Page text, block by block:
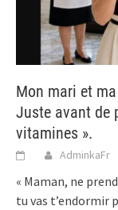
Mon mari et
Juste avant de
vitamines ».
AdminkaFr
« Maman, ne
tu vas t’endormir